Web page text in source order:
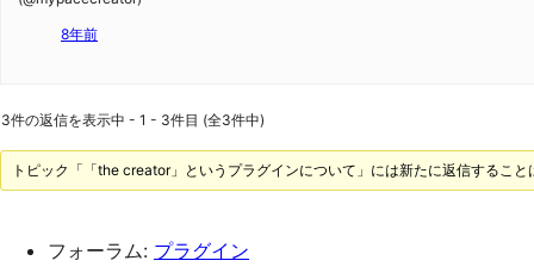
8年前
3件の返信を表示中 - 1 - 3件目 (全3件中)
トピック「「the creator」というプラグインについて」には新たに返信すること
フォーラム: プラグイン